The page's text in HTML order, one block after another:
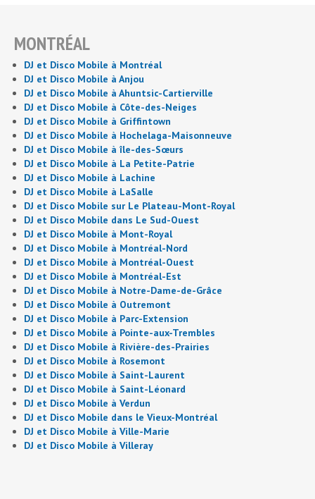
MONTRÉAL
DJ et Disco Mobile à Montréal
DJ et Disco Mobile à Anjou
DJ et Disco Mobile à Ahuntsic-Cartierville
DJ et Disco Mobile à Côte-des-Neiges
DJ et Disco Mobile à Griffintown
DJ et Disco Mobile à Hochelaga-Maisonneuve
DJ et Disco Mobile à île-des-Sœurs
DJ et Disco Mobile à La Petite-Patrie
DJ et Disco Mobile à Lachine
DJ et Disco Mobile à LaSalle
DJ et Disco Mobile sur Le Plateau-Mont-Royal
DJ et Disco Mobile dans Le Sud-Ouest
DJ et Disco Mobile à Mont-Royal
DJ et Disco Mobile à Montréal-Nord
DJ et Disco Mobile à Montréal-Ouest
DJ et Disco Mobile à Montréal-Est
DJ et Disco Mobile à Notre-Dame-de-Grâce
DJ et Disco Mobile à Outremont
DJ et Disco Mobile à Parc-Extension
DJ et Disco Mobile à Pointe-aux-Trembles
DJ et Disco Mobile à Rivière-des-Prairies
DJ et Disco Mobile à Rosemont
DJ et Disco Mobile à Saint-Laurent
DJ et Disco Mobile à Saint-Léonard
DJ et Disco Mobile à Verdun
DJ et Disco Mobile dans le Vieux-Montréal
DJ et Disco Mobile à Ville-Marie
DJ et Disco Mobile à Villeray